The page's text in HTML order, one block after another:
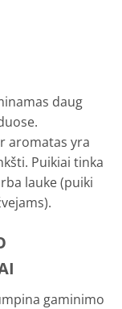
daug
aromatas yra
Puikiai tinka
lauke (puiki
gaminimo